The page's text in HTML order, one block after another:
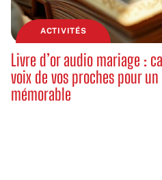
ACTIVITÉS
Livre d’or audio mariage :
voix de vos proches pour
mémorable